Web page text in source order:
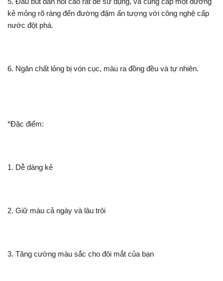
kẻ mỏng rõ ràng đến đường đậm ấn tượng với công nghệ cấp
nước đột phá.
6. Ngăn chất lỏng bị vón cục, màu ra đồng đều và tự nhiên.
*Đặc điểm:
1. Dễ dàng kẻ
2. Giữ màu cả ngày và lâu trôi
3. Tăng cường màu sắc cho đôi mắt của bạn